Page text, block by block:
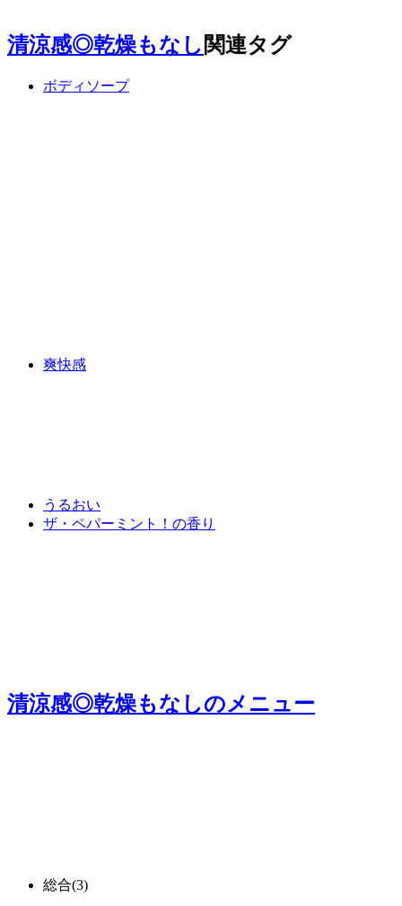
清涼感◎乾燥もなし 関連タグ
ボディソープ
爽快感
うるおい
ザ・ペパーミント！の香り
清涼感◎乾燥もなしのメニュー
総合(3)